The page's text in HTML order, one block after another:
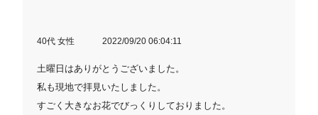
40代 女性 2022/09/20 06:04:11
土曜日はありがとうございました。
私も現地で拝見いたしました。
すごく大きなお花でびっくりしておりました。